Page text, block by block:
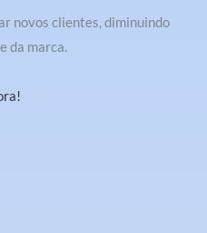
novos clientes, diminuindo
da marca.